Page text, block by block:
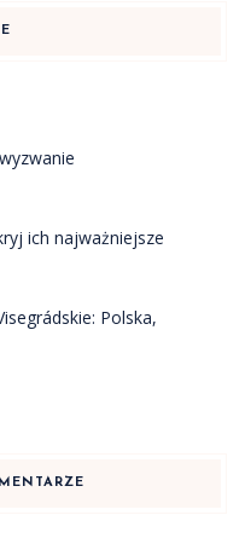
ich najważniejsze
Polska,